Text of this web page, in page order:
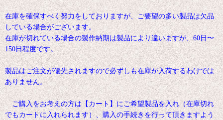
在庫を確保すべく努力をしておりますが、ご要望の多い製品は欠品
している場合がございます。
在庫が切れている場合の製作納期は製品により違いますが、60日〜
150日程度です。
製品はご注文が優先されますので必ずしも在庫が入荷するわけでは
ありません。
ご購入をお考えの方は【カート】にご希望製品を入れ（在庫切れ
でもカートに入れられます）、購入の手続きを行って頂きますよう